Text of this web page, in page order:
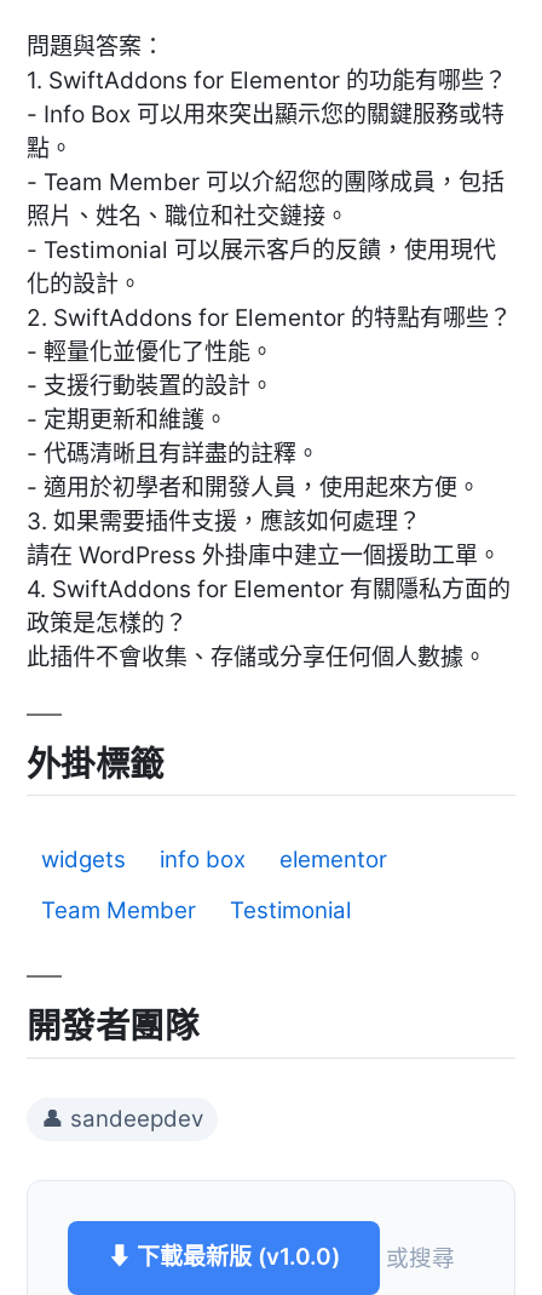
問題與答案：
1. SwiftAddons for Elementor 的功能有哪些？
- Info Box 可以用來突出顯示您的關鍵服務或特
點。
- Team Member 可以介紹您的團隊成員，包括
照片、姓名、職位和社交鏈接。
- Testimonial 可以展示客戶的反饋，使用現代
化的設計。
2. SwiftAddons for Elementor 的特點有哪些？
- 輕量化並優化了性能。
- 支援行動裝置的設計。
- 定期更新和維護。
- 代碼清晰且有詳盡的註釋。
- 適用於初學者和開發人員，使用起來方便。
3. 如果需要插件支援，應該如何處理？
請在 WordPress 外掛庫中建立一個援助工單。
4. SwiftAddons for Elementor 有關隱私方面的
政策是怎樣的？
此插件不會收集、存儲或分享任何個人數據。
外掛標籤
widgets info box
elementor
Team Member
Testimonial
開發者團隊
👤 sandeepdev
⬇ 下載最新版 (v1.0.0) 或搜尋